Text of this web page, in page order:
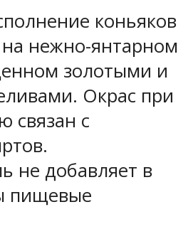
коньяков
нежно-янтарном
золотыми и
Окрас при
связан с
не добавляет в
пищевые